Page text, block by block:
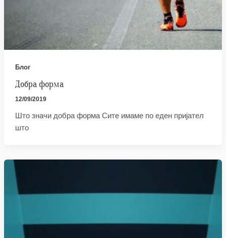
Блог
Добра форма
12/09/2019
Што значи добра форма Сите имаме по еден пријател
што